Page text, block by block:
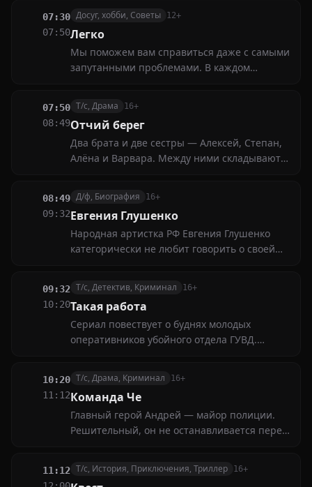
жизнь города, интервью на актуальные
темы, комментарии и мнения экспертов и
жителей
07:30
07:50
Досуг, хобби, Советы 12+
Легко
Мы поможем вам справиться даже с самыми
запутанными проблемами. В каждом
задач — от математических уравнений до
жизненных ситуаций
07:50
08:49
Т/с, Драма 16+
Отчий берег
Два брата и две сестры — Алексей, Степан,
Алёна и Варвара. Между ними складываются
Отечественной войны, им предстоит узнать,
что такое любовь, горе и счастье
08:49
09:32
Д/ф, Биография 16+
Евгения Глушенко
Народная артистка РФ Евгения Глушенко
категорически не любит говорить о своей
наконец, она нарушила обет молчания
09:32
10:20
Т/с, Детектив, Криминал 16+
Такая работа
Сериал повествует о буднях молодых
оперативников убойного отдела ГУВД.
всём героям помогает настоящая дружба и
взаимовыручка
10:20
11:12
Т/с, Драма, Криминал 16+
Команда Че
Главный герой Андрей — майор полиции.
Решительный, он не останавливается перед
Чепикову, а лейтенант Варвара — новичок.
11:12 Т/с, История, Приключения, Триллер 16+